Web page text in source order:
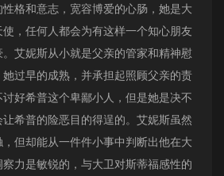
格和意志，宽容博爱的心肠，她是大
，任何人都会为有这样一个知心朋友
艾妮斯从小就是父亲的管家和精神慰
过早的成熟，并承担起照顾父亲的责
好希普这个卑鄙小人，但是她是决不
希普的险恶目的得逞的。艾妮斯虽然
但却能从一件件小事中判断出他在大
力是敏锐的，与大卫对斯蒂福感性的